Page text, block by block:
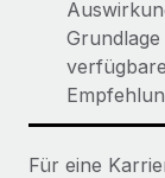
Für eine